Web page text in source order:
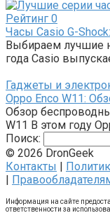
Рейтинг 0
Часы Casio G-
Выбираем лучшие
года Casio
Гаджеты и
Oppo Enco W11:
Обзор
W11 В этом году
Поиск:
© 2026 DronGeek
Контакты
Информация на сайте
ответственности за